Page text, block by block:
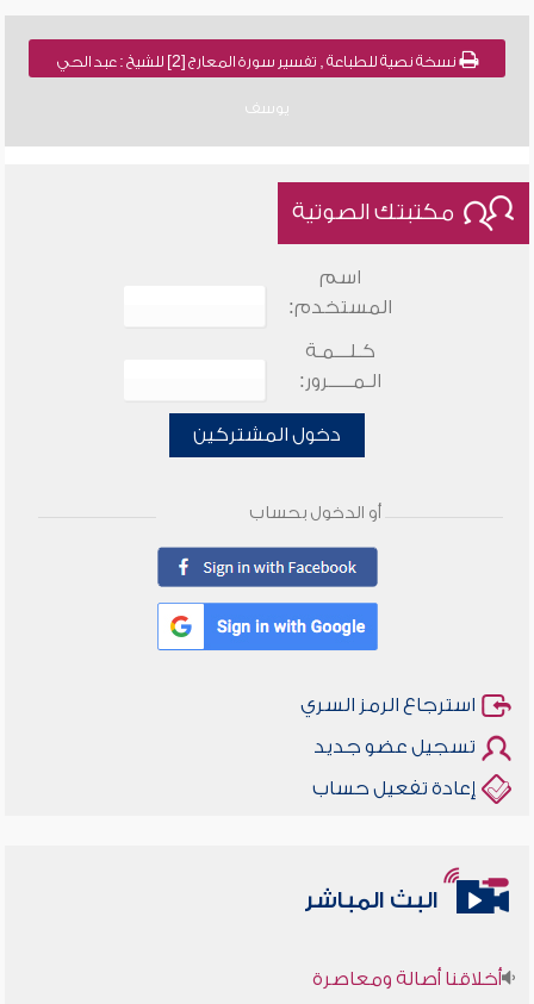
نسخة نصية للطباعة , تفسير سورة المعارج [2] للشيخ : عبد الحي
يوسف
مكتبتك الصوتية
اسم
المستخدم:
كـلـــمـة
الـمـــــرور:
دخول المشتركين
أو الدخول بحساب
استرجاع الرمز السري
تسجيل عضو جديد
إعادة تفعيل حساب
البث المباشر